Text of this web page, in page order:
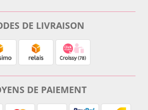
DE LIVRAISON
DE PAIEMENT